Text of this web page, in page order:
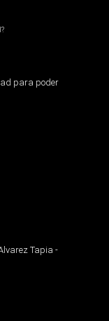
para poder
Tapia -